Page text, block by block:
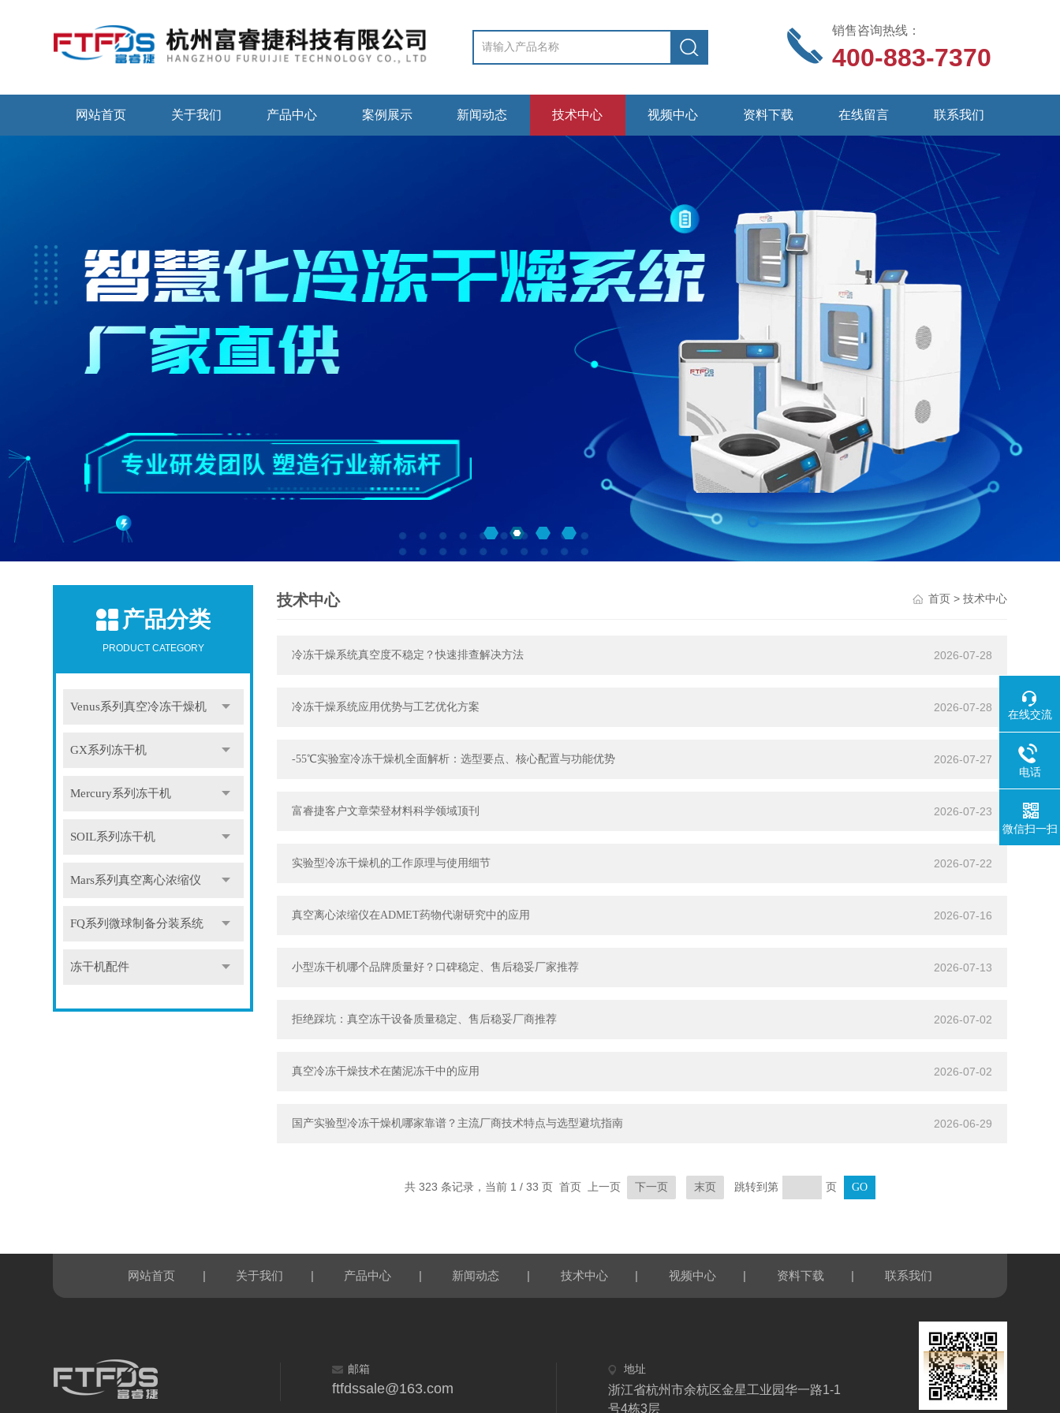
销售咨询热线：
400-883-7370
网站首页 关于我们 产品中心 案例展示 新闻动态 技术中心 视频中心 资料下载 在线留言 联系我们
产品分类
PRODUCT CATEGORY
Venus系列真空冷冻干燥机
GX系列冻干机
Mercury系列冻干机
SOIL系列冻干机
Mars系列真空离心浓缩仪
FQ系列微球制备分装系统
冻干机配件
技术中心 首页> 技术中心
冷冻干燥系统真空度不稳定？快速排查解决方法 2026-07-28
冷冻干燥系统应用优势与工艺优化方案 2026-07-28
-55℃实验室冷冻干燥机全面解析：选型要点、核心配置与功能优势 2026-07-27
富睿捷客户文章荣登材料科学领域顶刊 2026-07-23
实验型冷冻干燥机的工作原理与使用细节 2026-07-22
真空离心浓缩仪在ADMET药物代谢研究中的应用 2026-07-16
小型冻干机哪个品牌质量好？口碑稳定、售后稳妥厂家推荐 2026-07-13
拒绝踩坑：真空冻干设备质量稳定、售后稳妥厂商推荐 2026-07-02
真空冷冻干燥技术在菌泥冻干中的应用 2026-07-02
国产实验型冷冻干燥机哪家靠谱？主流厂商技术特点与选型避坑指南 2026-06-29
共 323 条记录，当前 1 / 33 页 首页 上一页 下一页 末页 跳转到第 页
网站首页 | 关于我们 | 产品中心 | 新闻动态 | 技术中心 | 视频中心 | 资料下载 | 联系我们
邮箱
ftfdssale@163.com
地址
浙江省杭州市余杭区金星工业园华一路1-1
号4栋3层
在线交流
电话
微信扫一扫